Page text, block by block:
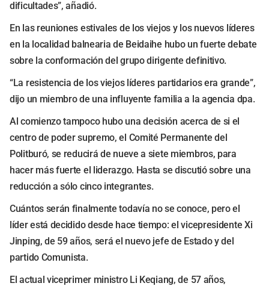
dificultades”, añadió.
En las reuniones estivales de los viejos y los nuevos líderes
en la localidad balnearia de Beidaihe hubo un fuerte debate
sobre la conformación del grupo dirigente definitivo.
“La resistencia de los viejos líderes partidarios era grande”,
dijo un miembro de una influyente familia a la agencia dpa.
Al comienzo tampoco hubo una decisión acerca de si el
centro de poder supremo, el Comité Permanente del
Politburó, se reducirá de nueve a siete miembros, para
hacer más fuerte el liderazgo. Hasta se discutió sobre una
reducción a sólo cinco integrantes.
Cuántos serán finalmente todavía no se conoce, pero el
líder está decidido desde hace tiempo: el vicepresidente Xi
Jinping, de 59 años, será el nuevo jefe de Estado y del
partido Comunista.
El actual viceprimer ministro Li Keqiang, de 57 años,